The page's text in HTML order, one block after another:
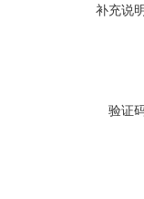
补充说
验证